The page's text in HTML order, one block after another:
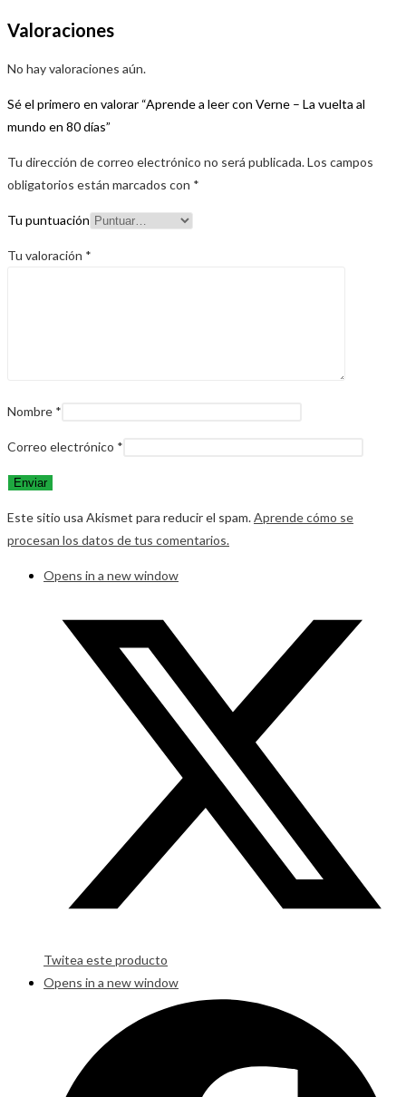
Valoraciones
No hay valoraciones aún.
Sé el primero en valorar “Aprende a leer con Verne – La vuelta al
mundo en 80 días”
Tu dirección de correo electrónico no será publicada.Los campos
obligatorios están marcados con *
Tu puntuación
Tu valoración *
Nombre *
Correo electrónico *
Este sitio usa Akismet para reducir el spam.Aprende cómo se
procesan los datos de tus comentarios.
Opens in a new window
Twitea este producto
Opens in a new window